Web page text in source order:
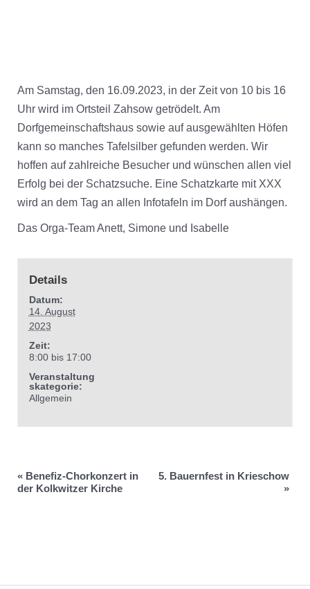
Am Samstag, den 16.09.2023, in der Zeit von 10 bis 16
Uhr wird im Ortsteil Zahsow getrödelt. Am
Dorfgemeinschaftshaus sowie auf ausgewählten Höfen
kann so manches Tafelsilber gefunden werden. Wir
hoffen auf zahlreiche Besucher und wünschen allen viel
Erfolg bei der Schatzsuche. Eine Schatzkarte mit XXX
wird an dem Tag an allen Infotafeln im Dorf aushängen.
Das Orga-Team Anett, Simone und Isabelle
Details
Datum:
14. August
2023
Zeit:
8:00 bis 17:00
Veranstaltung
skategorie:
Allgemein
« Benefiz-Chorkonzert in
der Kolkwitzer Kirche
5. Bauernfest in Krieschow
»